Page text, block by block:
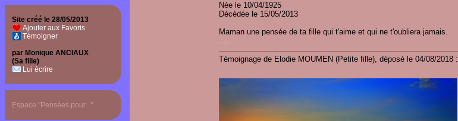
Site créé le 28/05/2013
Ajouter aux Favoris
Témoigner
par Monique ANCIAUX
(Sa fille)
Lui écrire
Espace "Pensées pour..."
Née le 10/04/1925
Décédée le 15/05/2013
Maman une pensée de ta fille qui t'aime et qui ne t'oubliera jamais.
.....
Témoignage de Elodie MOUMEN (Petite fille), déposé le 04/08/2018 :